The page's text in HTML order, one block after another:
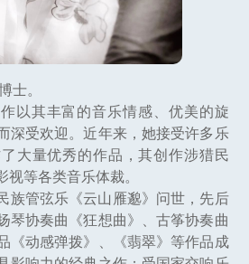
士。
以其丰富的音乐情感、优美的旋
深受欢迎。近年来，她接受许多乐
大量优秀的作品，其创作涉猎民
视等各类音乐体裁。
族管弦乐《云山雁邈》问世，先后
琴协奏曲《狂想曲》、古筝协奏曲
《动感弹拨》、《翡翠》等作品成